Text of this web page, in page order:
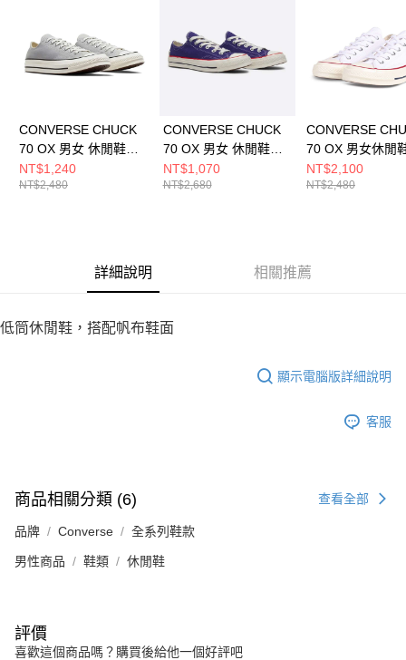
CONVERSE CHUCK
70 OX 男女 休閒鞋
A09145C
NT$1,240
NT$2,480
CONVERSE CHUCK
70 OX 男女 休閒鞋
A10351C
NT$1,070
NT$2,680
CONVERSE
70 OX 男女休閒
162065C
NT$2,100
NT$2,480
詳細說明 相關推薦
低筒休閒鞋，搭配帆布鞋面
顯示電腦版詳細說明
客服
商品相關分類 (6) 查看全部
品牌 Converse 全系列鞋款
男性商品 鞋類 休閒鞋
評價
喜歡這個商品嗎？購買後給他一個好評吧